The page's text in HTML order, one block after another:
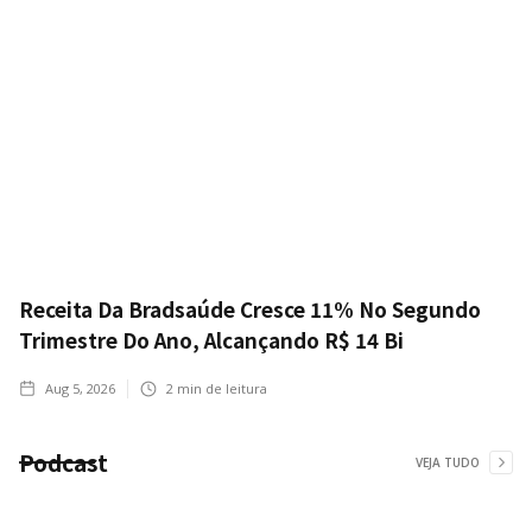
Receita Da Bradsaúde Cresce 11% No Segundo
Trimestre Do Ano, Alcançando R$ 14 Bi
Aug 5, 2026 2 min de leitura
Podcast VEJA TUDO